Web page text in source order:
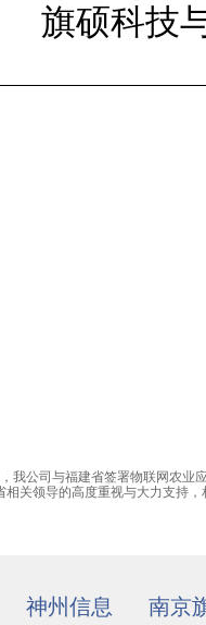
旗硕科技
公司与福建省签署物联网农业
关领导的高度重视与大力支持
神州信息 南京